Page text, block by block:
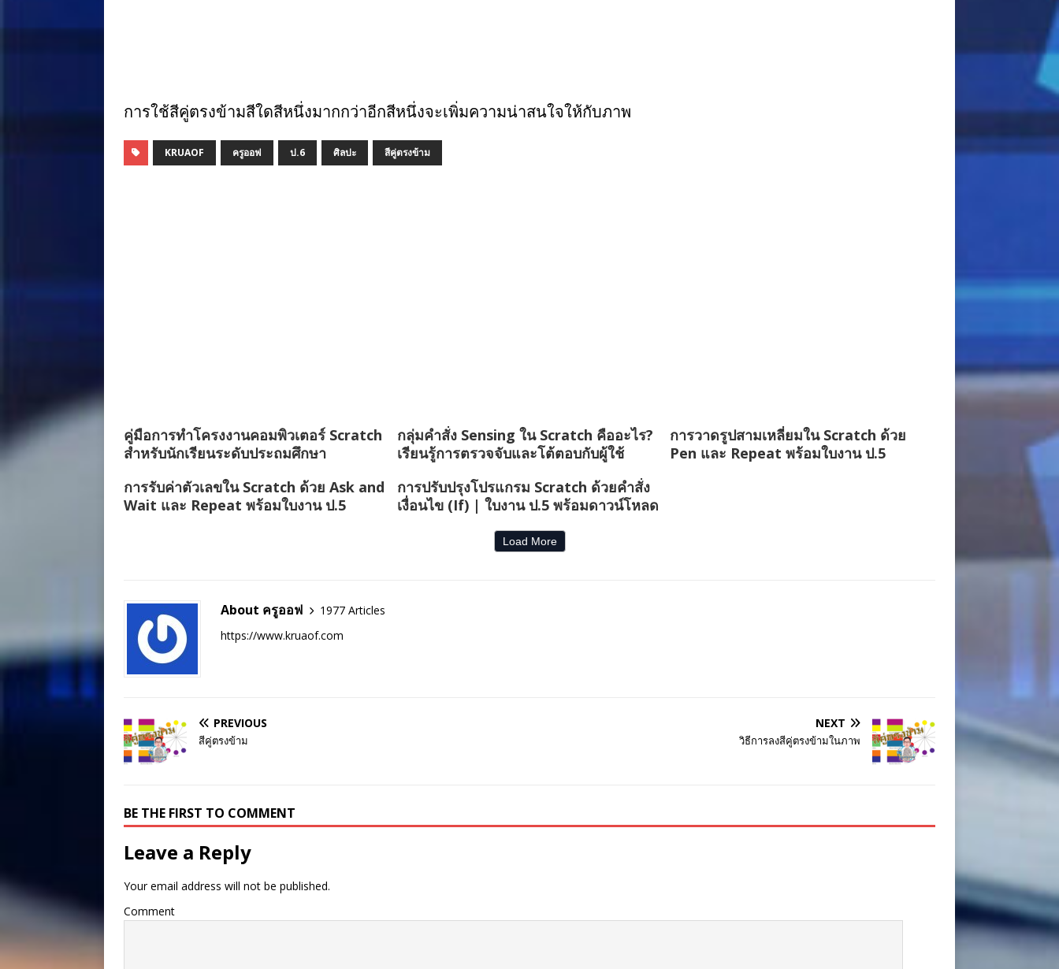
การใช้สีคู่ตรงข้ามสีใดสีหนึ่งมากกว่าอีกสีหนึ่งจะเพิ่มความน่าสนใจให้กับภาพ
KRUAOF ครูออฟ ป.6 ศิลปะ สีคู่ตรงข้าม
คู่มือการทำโครงงานคอมพิวเตอร์ Scratch
สำหรับนักเรียนระดับประถมศึกษา
กลุ่มคำสั่ง Sensing ใน Scratch คืออะไร?
เรียนรู้การตรวจจับและโต้ตอบกับผู้ใช้
การวาดรูปสามเหลี่ยมใน Scratch ด้วย
Pen และ Repeat พร้อมใบงาน ป.5
การรับค่าตัวเลขใน Scratch ด้วย Ask and
Wait และ Repeat พร้อมใบงาน ป.5
การปรับปรุงโปรแกรม Scratch ด้วยคำสั่ง
เงื่อนไข (If) | ใบงาน ป.5 พร้อมดาวน์โหลด
Load More
About ครูออฟ
1977 Articles
https://www.kruaof.com
PREVIOUS
สีคู่ตรงข้าม
NEXT
วิธีการลงสีคู่ตรงข้ามในภาพ
BE THE FIRST TO COMMENT
Leave a Reply
Your email address will not be published.
Comment